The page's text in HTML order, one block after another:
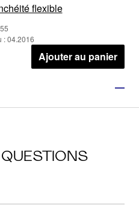
flexible
: 04.2016
Ajouter au panier